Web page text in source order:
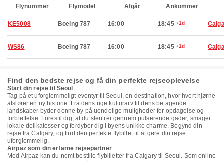
Flynummer Flymodel Afgår Ankommer
KE5008 Boeing 787 16:00 18:45 +1d
WS86 Boeing 787 16:00 18:45 +1d
Find den bedste rejse og få din perfekte rejseoplevelse
Start din rejse til Seoul
Tag på et uforglemmeligt eventyr til Seoul, en destination, hvor hvert hjørne
afslører en ny historie. Fra dens rige kulturarv til dens betagende
landskaber byder denne by på uendelige muligheder for opdagelse og
forbløffelse. Forestil dig, at du slentrer gennem pulserende gader, smager
lokale delikatesser og fordyber dig i byens unikke charme. Begynd din
rejse fra Calgary, og find den perfekte flybillet til at gøre din rejse
uforglemmelig.
Airpaz som din erfarne rejsepartner
Med Airpaz kan du nemt bestille flybilletter fra Calgary til Seoul. Som online